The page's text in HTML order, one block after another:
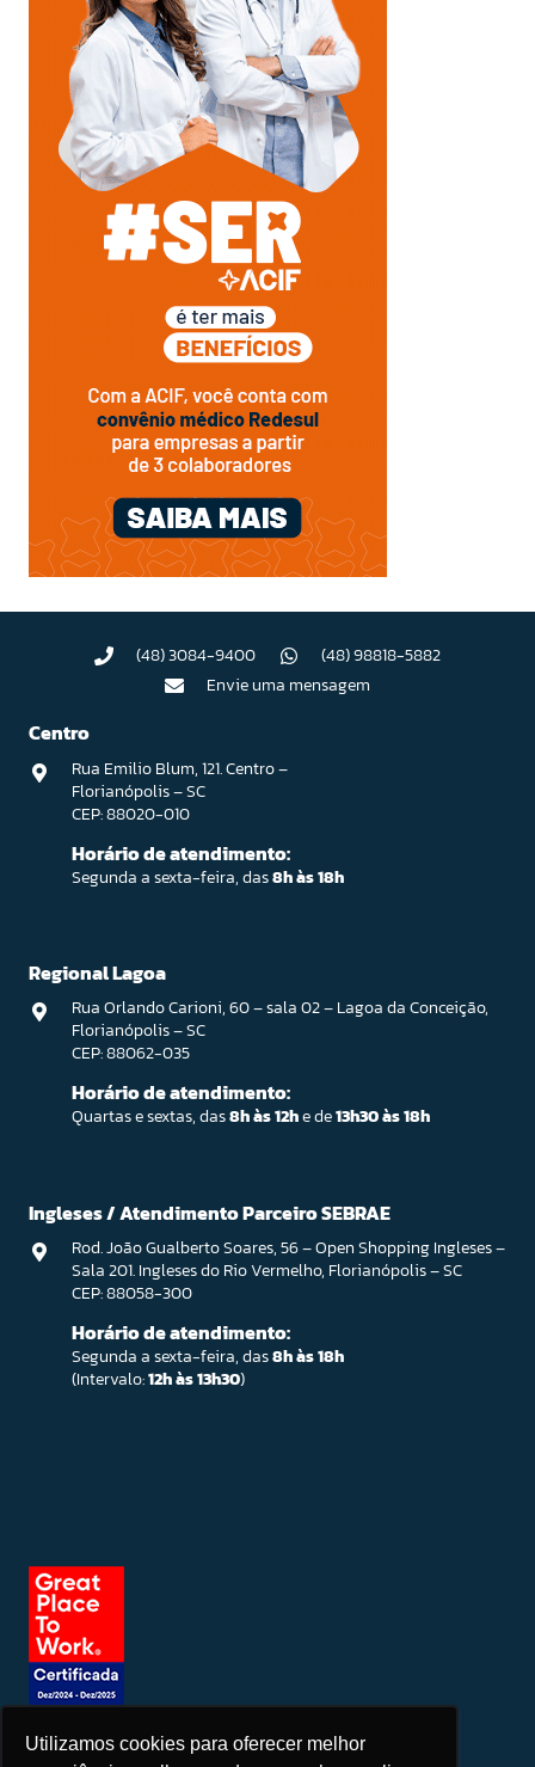
Utilizamos cookies para oferecer melhor
(48) 3084-9400
(48) 98818-5882
Envie uma mensagem
Centro
Rua Emilio Blum, 121. Centro –
Florianópolis – SC
CEP: 88020-010
Horário de atendimento:
Segunda a sexta-feira, das8h às 18h
Regional Lagoa
Rua Orlando Carioni, 60 – sala 02 – Lagoa da Conceição,
Florianópolis – SC
CEP: 88062-035
Horário de atendimento:
Quartas e sextas, das8h às 12he de13h30 às 18h
Ingleses / Atendimento Parceiro SEBRAE
Rod. João Gualberto Soares, 56 – Open Shopping Ingleses –
Sala 201. Ingleses do Rio Vermelho, Florianópolis – SC
CEP: 88058-300
Horário de atendimento:
Segunda a sexta-feira, das8h às 18h
(Intervalo:12h às 13h30)